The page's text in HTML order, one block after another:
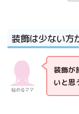
装飾は少ない方
悩めるママ
装飾が
いと思